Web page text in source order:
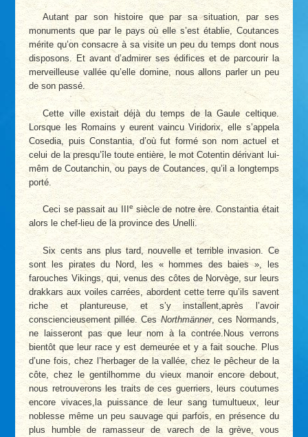
Autant par son histoire que par sa situation, par ses
monuments que par le pays où elle s’est établie, Coutances
mérite qu’on consacre à sa visite un peu du temps dont nous
disposons. Et avant d’admirer ses édifices et de parcourir la
merveilleuse vallée qu’elle domine, nous allons parler un peu
de son passé.
Cette ville existait déjà du temps de la Gaule celtique.
Lorsque les Romains y eurent vaincu Viridorix, elle s’appela
Cosedia, puis Constantia, d’où fut formé son nom actuel et
celui de la presqu’île toute entière, le mot Cotentin dérivant lui-
mêm de Coutanchin, ou pays de Coutances, qu’il a longtemps
porté.
Ceci se passait au III e siècle de notre ère. Constantia était
alors le chef-lieu de la province des Unelli.
Six cents ans plus tard, nouvelle et terrible invasion. Ce
sont les pirates du Nord, les « hommes des baies », les
farouches Vikings, qui, venus des côtes de Norvège, sur leurs
drakkars aux voiles carrées, abordent cette terre qu’ils savent
riche et plantureuse, et s’y installent,après l’avoir
consciencieusement pillée. CesNorthmänner, ces Normands,
ne laisseront pas que leur nom à la contrée.Nous verrons
bientôt que leur race y est demeurée et y a fait souche. Plus
d’une fois, chez l’herbager de la vallée, chez le pêcheur de la
côte, chez le gentilhomme du vieux manoir encore debout,
nous retrouverons les traits de ces guerriers, leurs coutumes
encore vivaces,la puissance de leur sang tumultueux, leur
noblesse même un peu sauvage qui parfois, en présence du
plus humble de ramasseur de varech de la grève, vous